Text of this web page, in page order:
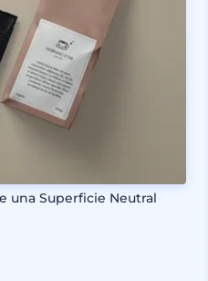
una Superficie Neutral